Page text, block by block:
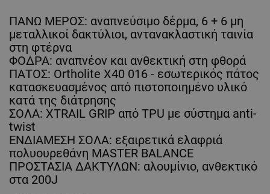
ΠΑΝΩ ΜΕΡΟΣ: αναπνεύσιμο δέρμα, 6 + 6 μη
μεταλλικοί δακτύλιοι, αντανακλαστική ταινία
στη φτέρνα
ΦΟΔΡΑ: αναπνέον και ανθεκτική στη φθορά
ΠΑΤΟΣ: Ortholite X40 016 - εσωτερικός πάτος
κατασκευασμένος από πιστοποιημένο υλικό
κατά της διάτρησης
ΣΟΛΑ: XTRAIL GRIP από TPU με σύστημα anti-
twist
ΕΝΔΙΑΜΕΣΗ ΣΟΛΑ: εξαιρετικά ελαφριά
πολυουρεθάνη MASTER BALANCE
ΠΡΟΣΤΑΣΙΑ ΔΑΚΤΥΛΩΝ: αλουμίνιο, ανθεκτικό
στα 200J